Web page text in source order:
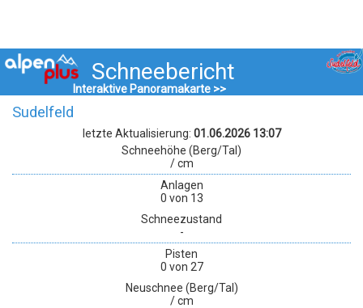
Schneebericht
Interaktive Panoramakarte >>
Sudelfeld
letzte Aktualisierung: 01.06.2026 13:07
Schneehöhe (Berg/Tal)
/ cm
Anlagen
0 von 13
Schneezustand
-
Pisten
0 von 27
Neuschnee (Berg/Tal)
/ cm